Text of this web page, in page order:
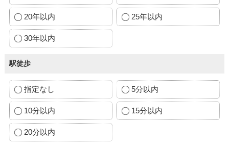
20年以内 25年以内
30年以内
駅徒歩
指定なし 5分以内
10分以内 15分以内
20分以内